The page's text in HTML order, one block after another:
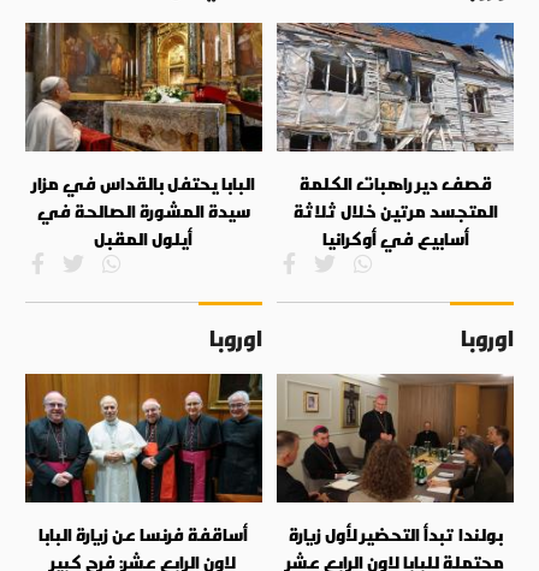
قصف دير راهبات الكلمة
المتجسد مرتين خلال ثلاثة
أسابيع في أوكرانيا
البابا يحتفل بالقداس في مزار
سيدة المشورة الصالحة في
أيلول المقبل
اوروبا
بولندا تبدأ التحضير لأول زيارة
محتملة للبابا لاون الرابع عشر
اوروبا
أساقفة فرنسا عن زيارة البابا
لاون الرابع عشر: فرح كبير